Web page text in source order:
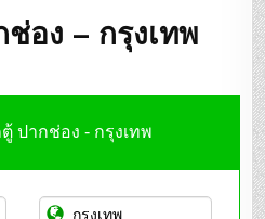
อง – กรุงเทพ
ปากช่อง - กรุงเทพ